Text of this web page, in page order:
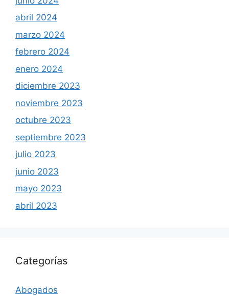
abril 2024
marzo 2024
febrero 2024
enero 2024
diciembre 2023
noviembre 2023
octubre 2023
septiembre 2023
julio 2023
junio 2023
mayo 2023
abril 2023
Categorías
Abogados